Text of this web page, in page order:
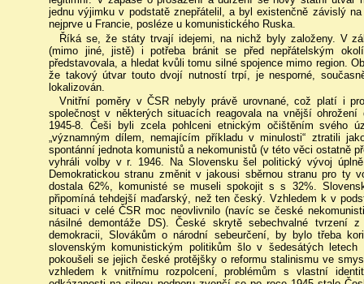
jednu výjimku v podstatě znepřátelil, a byl existenčně závislý
nejprve u Francie, posléze u komunistického Ruska.
Říká se, že státy trvají idejemi, na nichž byly založeny. V
(mimo jiné, jistě) i potřeba bránit se před nepřátelským
představovala, a hledat kvůli tomu silné spojence mimo region.
že takový útvar touto dvojí nutností trpí, je nesporné,
lokalizován.
Vnitřní poměry v ČSR nebyly právě urovnané, což platí i
společnost v některých situacích reagovala na vnější
1945-8. Češi byli zcela pohlceni etnickým očištěním svého
„významným dílem, nemajícím příkladu v minulosti“ ztratili
spontánní jednota komunistů a nekomunistů (v této věci ostatně
vyhráli volby v r. 1946. Na Slovensku šel politický vývoj
Demokratickou stranu změnit v jakousi sběrnou stranu pro ty
dostala 62%, komunisté se museli spokojit s s 32%.
připomíná tehdejší maďarský, než ten český. Vzhledem k v
situaci v celé ČSR moc neovlivnilo (navíc se české
násilné demontáže DS). České skrytě sebechvalné tvrzení
demokracii, Slovákům o národní sebeurčení, by bylo třeba
slovenským komunistickým politikům šlo v šedesátých
pokoušeli se jejich české protějšky o reformu stalinismu ve
vzhledem k vnitřnímu rozpolcení, problémům s vlastní